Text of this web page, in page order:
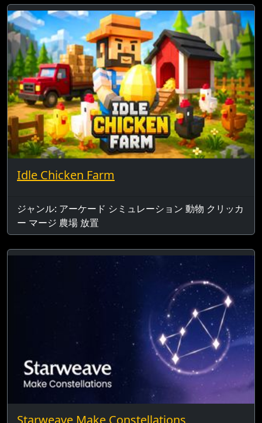
Idle Chicken Farm
ジャンル: アーケード シミュレーション 動物 クリッカ
ー マージ 農場 放置
Starweave Make Constellations